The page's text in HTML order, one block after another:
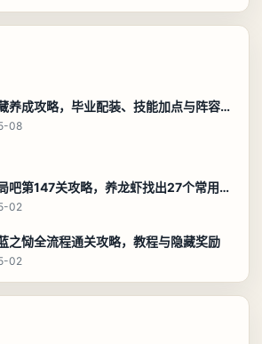
异环白藏养成攻略，毕业配装、技能加点与阵容搭配保姆级解析
08
聪明开局吧第147关攻略，养龙虾找出27个常用字通关答案
02
之恸全流程通关攻略，教程与隐藏奖励
02